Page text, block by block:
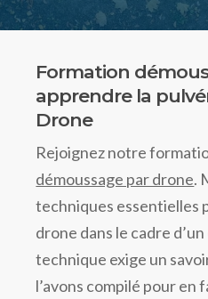
Formation
apprendre la
Drone
Rejoignez notre
démoussage par drone.
techniques essentielles
drone dans le cadre
technique exige un
l’avons compilé pour en